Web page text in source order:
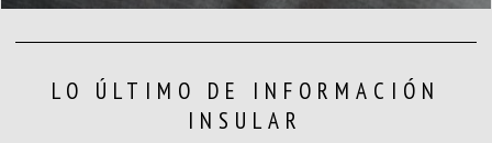
LO ÚLTIMO DE INFORMACIÓN
INSULAR